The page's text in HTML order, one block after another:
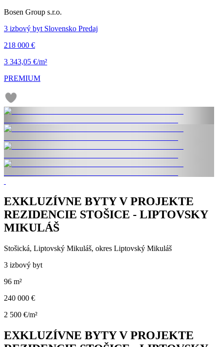
Bosen Group s.r.o.
3 izbový byt Slovensko Predaj
218 000 €
3 343,05 €/m²
PREMIUM
EXKLUZÍVNE BYTY V PROJEKTE
REZIDENCIE STOŠICE - LIPTOVSKY
MIKULÁŠ
Stošická, Liptovský Mikuláš, okres Liptovský Mikuláš
3 izbový byt
96 m²
240 000 €
2 500 €/m²
EXKLUZÍVNE BYTY V PROJEKTE